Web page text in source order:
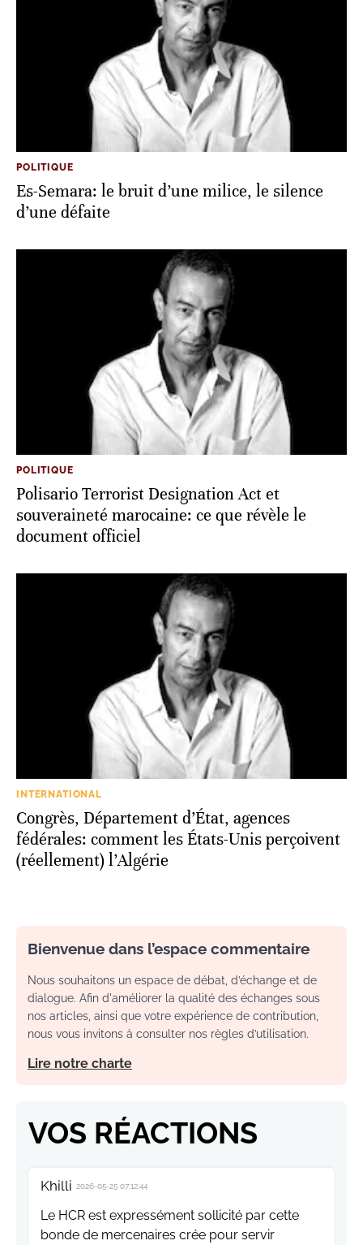
POLITIQUE
Es-Semara: le bruit d’une milice, le silence
d’une défaite
POLITIQUE
Polisario Terrorist Designation Act et
souveraineté marocaine: ce que révèle le
document officiel
INTERNATIONAL
Congrès, Département d’État, agences
fédérales: comment les États-Unis perçoivent
(réellement) l’Algérie
Bienvenue dans l’espace commentaire
Nous souhaitons un espace de débat, d’échange et de
dialogue. Afin d'améliorer la qualité des échanges sous
nos articles, ainsi que votre expérience de contribution,
nous vous invitons à consulter nos règles d’utilisation.
Lire notre charte
VOS RÉACTIONS
Khilli 2026-05-25 07:12:44
Le HCR est expressément sollicité par cette
bonde de mercenaires crée pour servir